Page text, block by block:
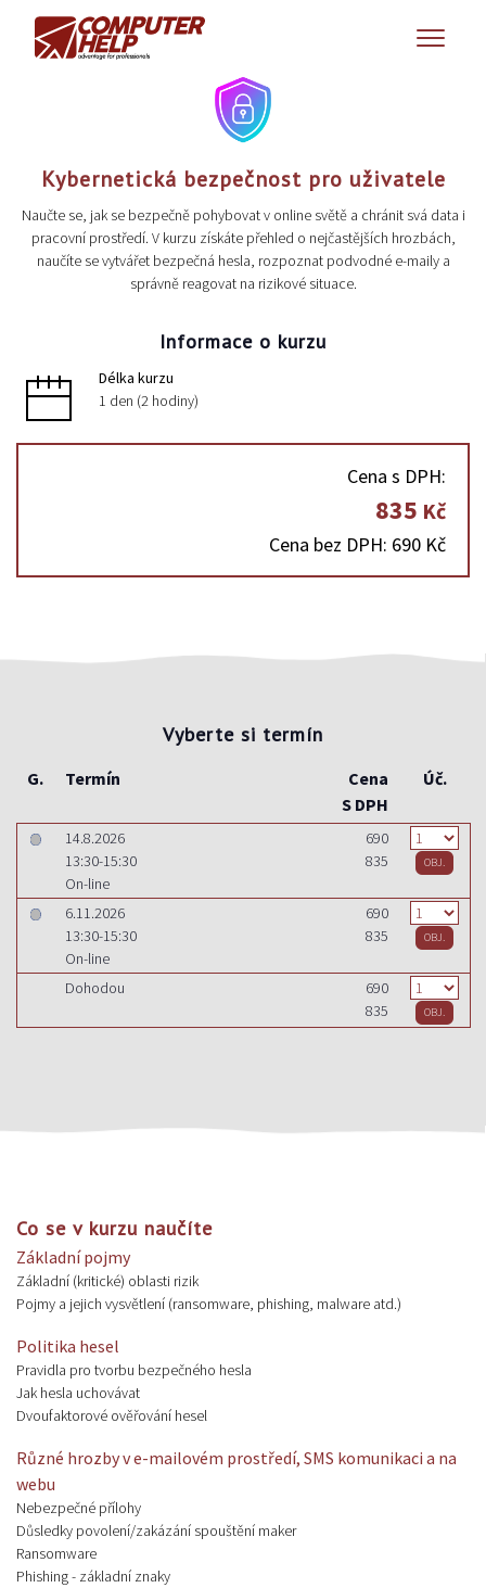
Kybernetická bezpečnost pro uživatele
Naučte se, jak se bezpečně pohybovat v online světě a chránit svá data i
pracovní prostředí. V kurzu získáte přehled o nejčastějších hrozbách,
naučíte se vytvářet bezpečná hesla, rozpoznat podvodné e-maily a
správně reagovat na rizikové situace.
Informace o kurzu
Délka kurzu
1 den (2 hodiny)
Cena s DPH:
835 Kč
Cena bez DPH: 690 Kč
Vyberte si termín
G. Termín
Cena
S DPH
Úč.
14.8.2026
13:30-15:30
On-line
690
835
6.11.2026
13:30-15:30
On-line
690
835
Dohodou
690
835
Co se v kurzu naučíte
Základní pojmy
Základní (kritické) oblasti rizik
Pojmy a jejich vysvětlení (ransomware, phishing, malware atd.)
Politika hesel
Pravidla pro tvorbu bezpečného hesla
Jak hesla uchovávat
Dvoufaktorové ověřování hesel
Různé hrozby v e-mailovém prostředí, SMS komunikaci a na
webu
Nebezpečné přílohy
Důsledky povolení/zakázání spouštění maker
Ransomware
Phishing - základní znaky